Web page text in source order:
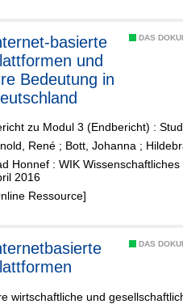
DAS
basierte
und
Bedeutung in
zu Modul 3 (Endbericht) :
René ; Bott, Johanna ;
Honnef : WIK
2016
Ressource]
DAS
wirtschaftliche und